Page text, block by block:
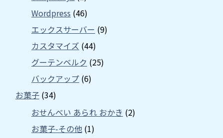
Wordpress (46)
エックスサーバー (9)
カスタマイズ (44)
グーテンベルク (25)
バックアップ (6)
お菓子 (34)
おせんべい あられ おかき (2)
お菓子-その他 (1)